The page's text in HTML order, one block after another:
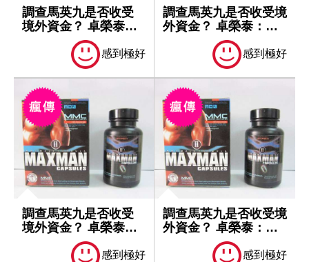
調查馬英九是否收受
境外資金？ 卓榮泰：
一切依法處理
感到極好
調查馬英九是否收受境
外資金？ 卓榮泰：一
切依法處理
感到極好
調查馬英九是否收受
境外資金？ 卓榮泰：
一切依法處理
感到極好
調查馬英九是否收受境
外資金？ 卓榮泰：一
切依法處理
感到極好